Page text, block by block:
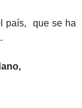
país, que se ha